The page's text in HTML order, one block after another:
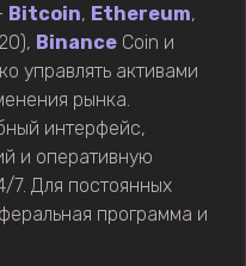
Bitcoin, Ethereum,
Binance Coin и
управлять активами
рынка.
интерфейс,
и оперативную
7. Для постоянных
программа и